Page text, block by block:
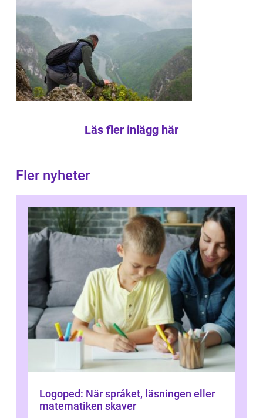
Läs fler inlägg här
Fler nyheter
Logoped: När språket, läsningen eller
matematiken skaver